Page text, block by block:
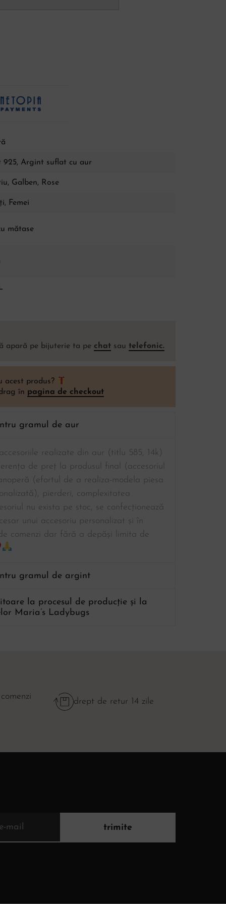
925, Argint suflat cu aur
, Galben, Rose
Femei
mătase
apară pe bijuterie ta pe chat sau telefonic.
acest produs?
în pagina de checkout
gramul de aur
realizate din aur (titlu 585, 14k)
de preț la produsul final (accesoriul
(efortul de a realiza-modela piesa
pierderi, complexitatea
nu exista pe stoc, se confecționează
unui accesoriu personalizat și în
comenzi dar fără a depăși limita de
gramul de argint
la procesul de producție și la
Maria’s Ladybugs
drept de retur 14 zile
trimite